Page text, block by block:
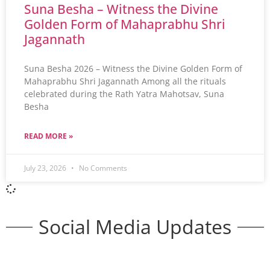
Suna Besha – Witness the Divine
Golden Form of Mahaprabhu Shri
Jagannath
Suna Besha 2026 – Witness the Divine Golden Form of
Mahaprabhu Shri Jagannath Among all the rituals
celebrated during the Rath Yatra Mahotsav, Suna
Besha
READ MORE »
July 23, 2026 No Comments
Social Media Updates